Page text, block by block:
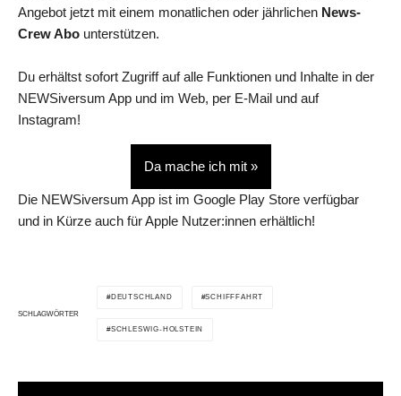
Angebot jetzt mit einem monatlichen oder jährlichen News-
Crew Abo unterstützen.
Du erhältst sofort Zugriff auf alle Funktionen und Inhalte in der
NEWSiversum App und im Web, per E-Mail und auf
Instagram!
Da mache ich mit »
Die NEWSiversum App ist im Google Play Store verfügbar
und in Kürze auch für Apple Nutzer:innen erhältlich!
SCHLAGWÖRTER
DEUTSCHLAND SCHIFFFAHRT
SCHLESWIG-HOLSTEIN